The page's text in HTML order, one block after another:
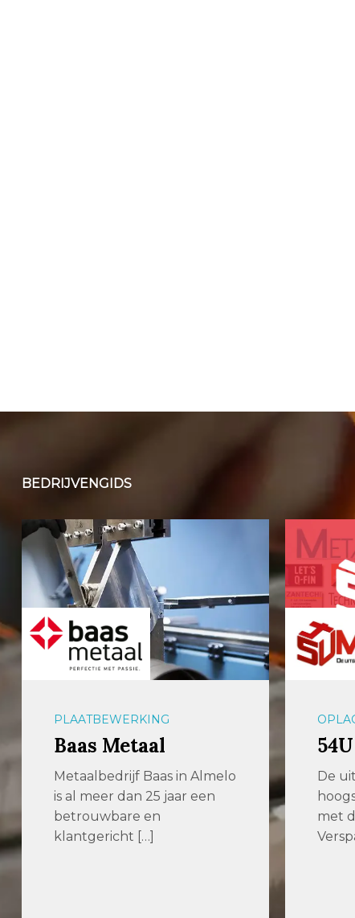
BEDRIJVENGIDS
PLAATBEWERKING
Baas Metaal
Metaalbedrijf Baas in Almelo
is al meer dan 25 jaar een
betrouwbare en
klantgericht […]
De
met